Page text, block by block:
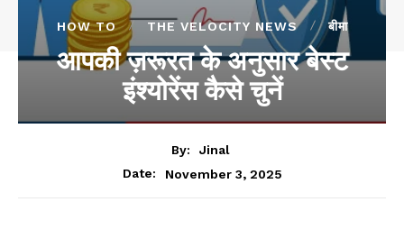
HOW TO THE VELOCITY NEWS बीमा
आपकी ज़रूरत के अनुसार बेस्ट
इंश्योरेंस कैसे चुनें
By:
Jinal
Date:
November 3, 2025